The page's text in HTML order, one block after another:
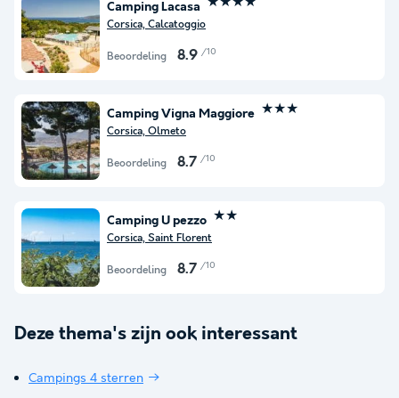
Camping Lacasa
Corsica, Calcatoggio
Beoordeling 8.9 /10
Camping Vigna Maggiore ★★★
Corsica, Olmeto
Beoordeling 8.7 /10
Camping U pezzo ★★
Corsica, Saint Florent
Beoordeling 8.7 /10
Deze thema's zijn ook interessant
Campings 4 sterren